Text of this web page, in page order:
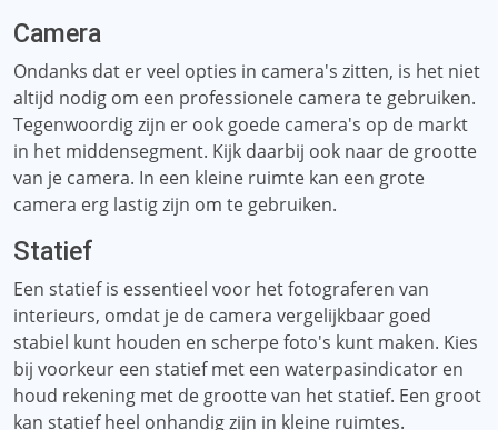
Camera
Ondanks dat er veel opties in camera's zitten, is het niet
altijd nodig om een ​​professionele camera te gebruiken.
Tegenwoordig zijn er ook goede camera's op de markt
in het middensegment. Kijk daarbij ook naar de grootte
van je camera. In een kleine ruimte kan een grote
camera erg lastig zijn om te gebruiken.
Statief
Een statief is essentieel voor het fotograferen van
interieurs, omdat je de camera vergelijkbaar goed
stabiel kunt houden en scherpe foto's kunt maken. Kies
bij voorkeur een statief met een waterpasindicator en
houd rekening met de grootte van het statief. Een groot
kan statief heel onhandig zijn in kleine ruimtes.